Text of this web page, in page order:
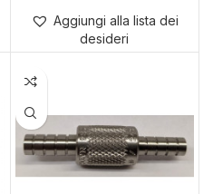
Aggiungi alla lista dei
desideri